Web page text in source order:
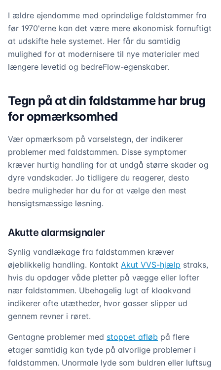
I ældre ejendomme med oprindelige faldstammer fra
før 1970'erne kan det være mere økonomisk fornuftigt
at udskifte hele systemet. Her får du samtidig
mulighed for at modernisere til nye materialer med
længere levetid og bedreFlow-egenskaber.
Tegn på at din faldstamme har brug
for opmærksomhed
Vær opmærksom på varselstegn, der indikerer
problemer med faldstammen. Disse symptomer
kræver hurtig handling for at undgå større skader og
dyre vandskader. Jo tidligere du reagerer, desto
bedre muligheder har du for at vælge den mest
hensigtsmæssige løsning.
Akutte alarmsignaler
Synlig vandlækage fra faldstammen kræver
øjeblikkelig handling. Kontakt Akut VVS-hjælp straks,
hvis du opdager våde pletter på vægge eller lofter
nær faldstammen. Ubehagelig lugt af kloakvand
indikerer ofte utætheder, hvor gasser slipper ud
gennem revner i røret.
Gentagne problemer med stoppet afløb på flere
etager samtidig kan tyde på alvorlige problemer i
faldstammen. Unormale lyde som buldren eller luftsug